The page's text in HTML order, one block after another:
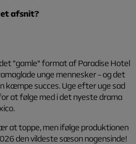
et afsnit?
”gamle” format af Paradise Hotel
unge mennesker – og det
kæmpe succes. Uge efter uge sad
at følge med i det nyeste drama
at toppe, men ifølge produktionen
den vildeste sæson nogensinde!